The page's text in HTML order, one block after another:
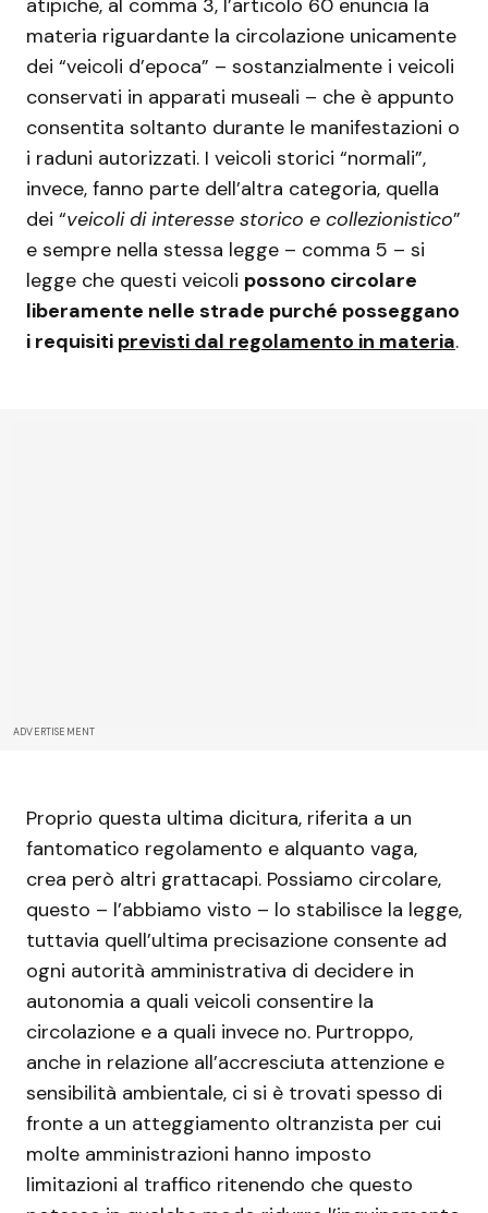
materia riguardante la circolazione unicamente
dei “veicoli d’epoca” – sostanzialmente i veicoli
conservati in apparati museali – che è appunto
consentita soltanto durante le manifestazioni o
i raduni autorizzati. I veicoli storici “normali”,
invece, fanno parte dell’altra categoria, quella
dei “veicoli di interesse storico e collezionistico”
e sempre nella stessa legge – comma 5 – si
legge che questi veicoli possono circolare
liberamente nelle strade purché posseggano
i requisiti previsti dal regolamento in materia.
ADVERTISEMENT
Proprio questa ultima dicitura, riferita a un
fantomatico regolamento e alquanto vaga,
crea però altri grattacapi. Possiamo circolare,
questo – l’abbiamo visto – lo stabilisce la legge,
tuttavia quell’ultima precisazione consente ad
ogni autorità amministrativa di decidere in
autonomia a quali veicoli consentire la
circolazione e a quali invece no. Purtroppo,
anche in relazione all’accresciuta attenzione e
sensibilità ambientale, ci si è trovati spesso di
fronte a un atteggiamento oltranzista per cui
molte amministrazioni hanno imposto
limitazioni al traffico ritenendo che questo